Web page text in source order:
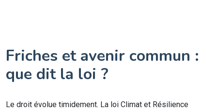
Friches et avenir commun :
que dit la loi ?
Le droit évolue timidement. La loi Climat et Résilience